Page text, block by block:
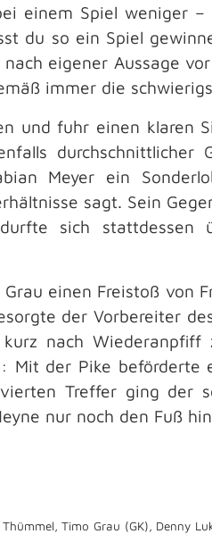
einem Spiel weniger –
du so ein Spiel
eigener Aussage
immer die
und fuhr einen klaren
durchschnittlicher
Meyer ein
sagt. Sein
sich stattdessen
einen Freistoß von
der Vorbereiter
nach Wiederanpfiff
Mit der Pike beförderte
Treffer ging der
nur noch den Fuß
Timo Grau (GK), Denny